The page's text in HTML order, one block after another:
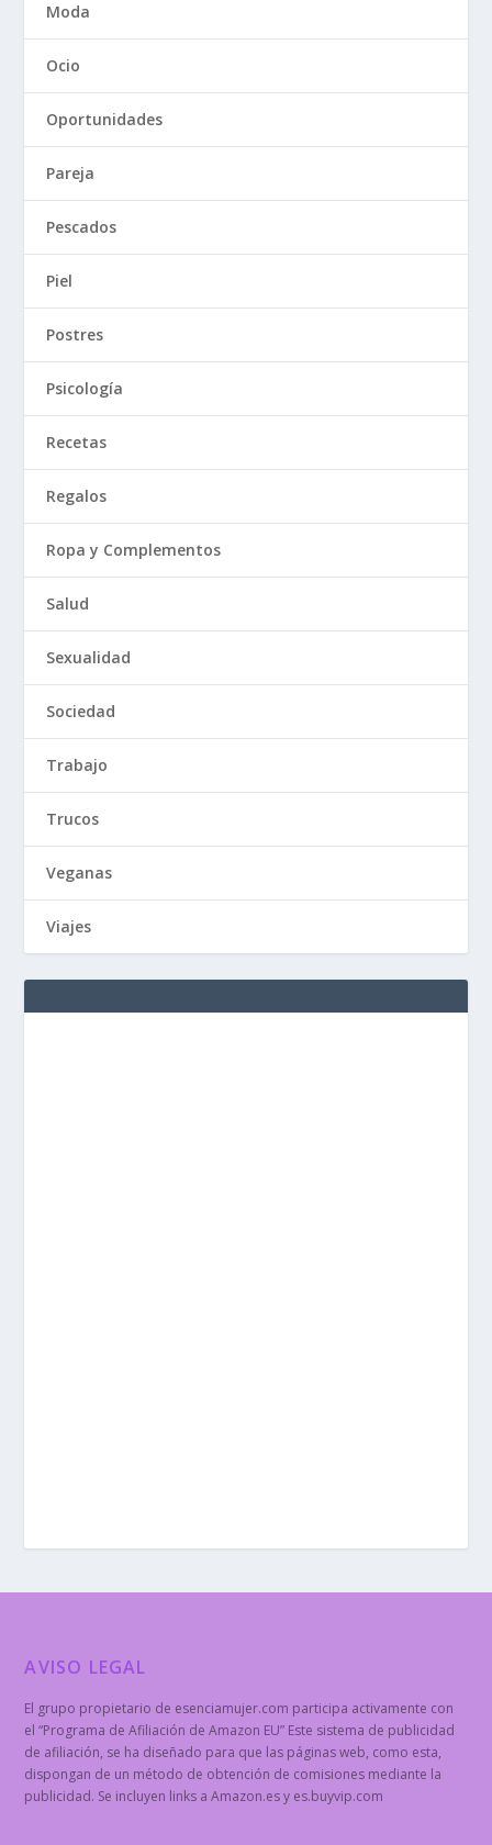
Moda
Ocio
Oportunidades
Pareja
Pescados
Piel
Postres
Psicología
Recetas
Regalos
Ropa y Complementos
Salud
Sexualidad
Sociedad
Trabajo
Trucos
Veganas
Viajes
AVISO LEGAL
El grupo propietario de esenciamujer.com participa activamente con
el “Programa de Afiliación de Amazon EU” Este sistema de publicidad
de afiliación, se ha diseñado para que las páginas web, como esta,
dispongan de un método de obtención de comisiones mediante la
publicidad. Se incluyen links a Amazon.es y es.buyvip.com